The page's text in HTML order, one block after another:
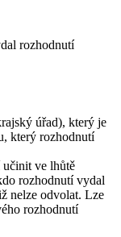
rozhodnutí
úřad), který je
který rozhodnutí
učinit ve lhůtě
rozhodnutí vydal
nelze odvolat. Lze
rozhodnutí